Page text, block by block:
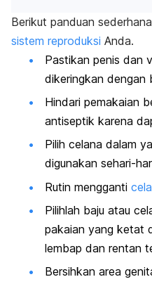
Berikut panduan
sistem reproduksi Anda.
Pastikan penis dan
dikeringkan dengan
Hindari pemakaian
antiseptik karena
Pilih celana dalam
digunakan sehari-
Rutin mengganti
Pilihlah baju atau
pakaian yang ketat
lembap dan rentan
Bersihkan area